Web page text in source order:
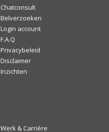
Chatconsult
Belverzoeken
Login account
F.A.Q
Privacybeleid
Disclaimer
Inzichten
Werk & Carrière